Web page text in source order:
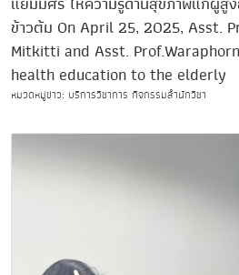
ข้าวต้ม On April 25, 2025, Asst.
Mitkitti and Asst.
health education to the elderly
หมวดหมู่ข่าว: บริการวิชาการ กิจกรรมสำนักวิชา